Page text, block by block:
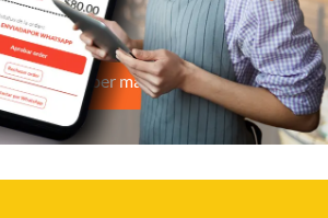
Quiero saber más